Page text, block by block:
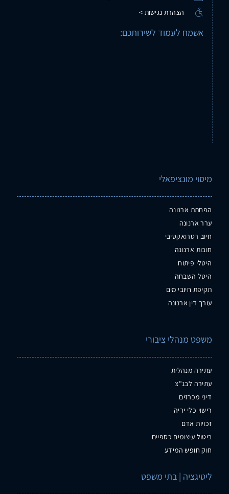
מיסוי מונציפאלי
הפחתת ארנונה
ערר ארנונה
חיוב רטרואקטיבי
חובות ארנונה
היטלי פיתוח
היטל השבחה
תקיפת חיובי מים
עורך דין ארנונה
משפט מנהלי ציבורי
עתירה מנהלית
עתירה לבג"צ
דיני מכרזים
רישוי כלי יריה
זכויות אדם
ביטול עיצומים כספיים
חוק חופש המידע
ליטיגציה | בתי משפט
הצהרת נגישות >
אשמח לעמוד לשירותכם: